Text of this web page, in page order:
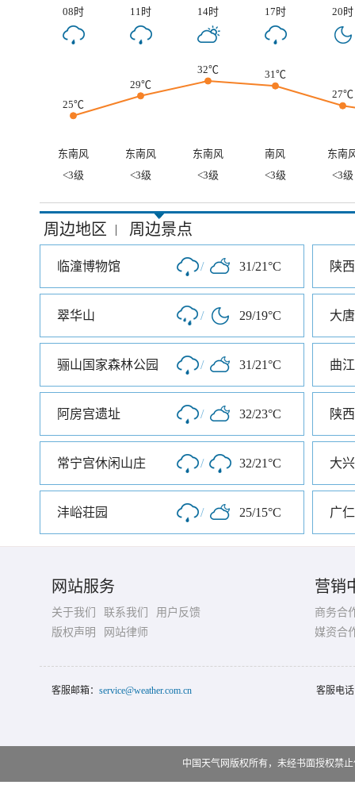
08时 11时 14时 17时 20时
25℃
29℃
32℃
31℃
27℃
东南风 东南风 东南风 南风
东南
<3级
<3级 <3级 <3级 <3级
周边地区 | 周边景点
临潼博物馆 / 31/21°C 陕
翠华山 / 29/19°C 大
骊山国家森林公园 / 31/21°C 曲
阿房宫遗址 / 32/23°C 陕
常宁宫休闲山庄 / 32/21°C 大
沣峪荘园 / 25/15°C 广
网站服务
关于我们 联系我们
用户反馈
版权声明
网站律师
营销
商务合
媒资合
客服邮箱： service@weather.com.cn 客服电
中国天气网版权所有，未经书面授权